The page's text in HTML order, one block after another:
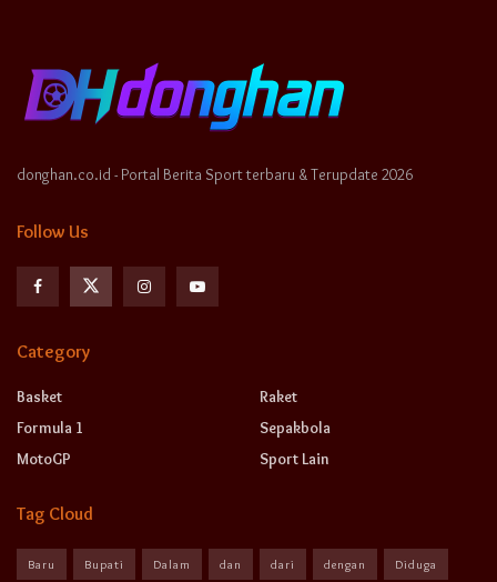
donghan.co.id - Portal Berita Sport terbaru & Terupdate 2026
Follow Us
Category
Basket
Formula 1
MotoGP
Raket
Sepakbola
Sport Lain
Tag Cloud
Baru Bupati Dalam dan dari dengan Diduga